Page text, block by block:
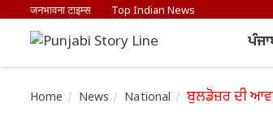
जनभावना टाइम्स Top Indian News
Home News National ਬੁਲਡੋਜ਼ਰ ਦੀ